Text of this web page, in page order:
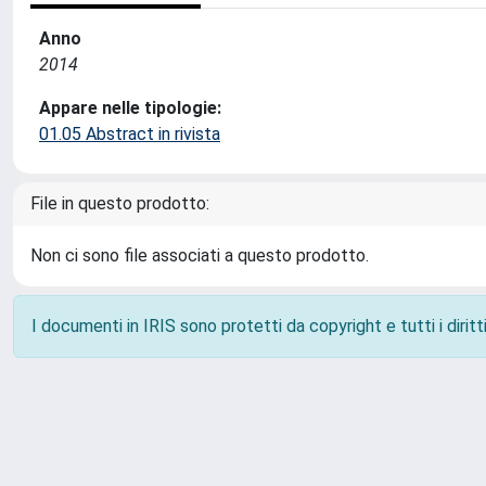
Anno
2014
Appare nelle tipologie:
01.05 Abstract in rivista
File in questo prodotto:
Non ci sono file associati a questo prodotto.
I documenti in IRIS sono protetti da copyright e tutti i